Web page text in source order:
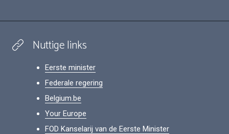
Nuttige links
Eerste minister
Federale regering
Belgium.be
Your Europe
FOD Kanselarij van de Eerste Minister